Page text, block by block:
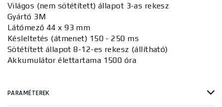
Világos (nem sötétített) állapot 3-as rekesz
Gyártó 3M
Látómező 44 x 93 mm
Késleltetés (átmenet) 150 - 250 ms
Sötétített állapot 8-12-es rekesz (állítható)
Akkumulátor élettartama 1500 óra
PARAMÉTEREK